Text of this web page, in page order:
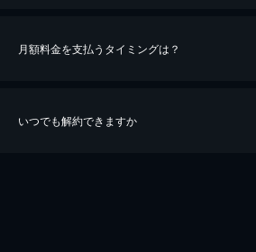
※40％ポイント還元の対象は、クレジットカード決済によ
月額料金を支払うタイミングは？
いつでも解約できますか